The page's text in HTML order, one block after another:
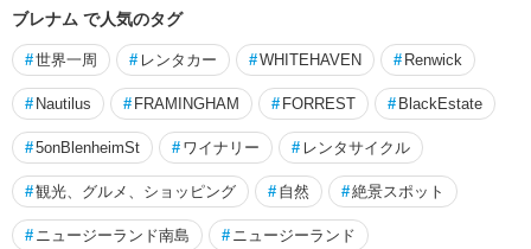
ュ
プ
リ
マ
ス
ネ
イ
ピ
ブレナム で人気のタグ
#世界一周 # レンタカー #WHITEHAVEN # Renwick
# Nautilus # FRAMINGHAM # FORREST # BlackEstate
#5onBlenheimSt # ワイナリー # レンタサイクル
#観光、グルメ、ショッピング # 自然 #絶景スポット
# ニュージーランド南島 # ニュージーランド